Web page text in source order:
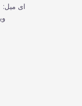
ای میل: